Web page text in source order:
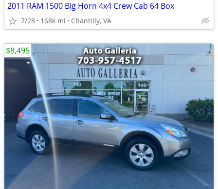
2011 RAM 1500 Big Horn 4x4 Crew Cab 64 Box
7/28 168k mi Chantilly, VA
$8,495